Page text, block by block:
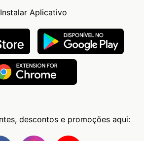
Instalar Aplicativo
descontos e promoções aqui: